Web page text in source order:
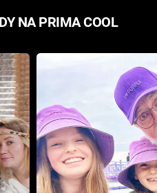
NA PRIMA COOL